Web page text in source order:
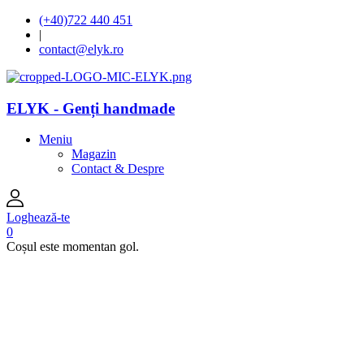
(+40)722 440 451
|
contact@elyk.ro
ELYK - Genți handmade
Meniu
Magazin
Contact & Despre
Loghează-te
0
Coșul este momentan gol.